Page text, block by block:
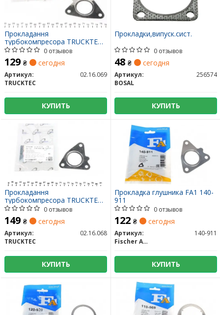
Прокладання
турбокомпресора TRUCKTEC
AUTOMOTIVE 02.16.069
0 отзывов
129 ₴ сегодня
Артикул:
02.16.069
TRUCKTEC
КУПИТЬ
Прокладки,випуск.сист.
0 отзывов
48 ₴ сегодня
Артикул:
256574
BOSAL
КУПИТЬ
Прокладання
турбокомпресора TRUCKTEC
AUTOMOTIVE 02.16.068
0 отзывов
149 ₴ сегодня
Артикул:
02.16.068
TRUCKTEC
КУПИТЬ
Прокладка глушника FA1 140-
911
0 отзывов
122 ₴ сегодня
Артикул:
140-911
Fischer Automotive One (FA1)
КУПИТЬ